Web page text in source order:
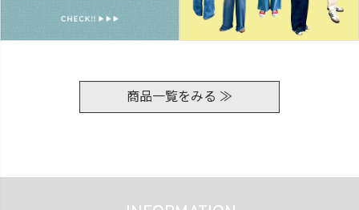
商品一覧をみる ≫